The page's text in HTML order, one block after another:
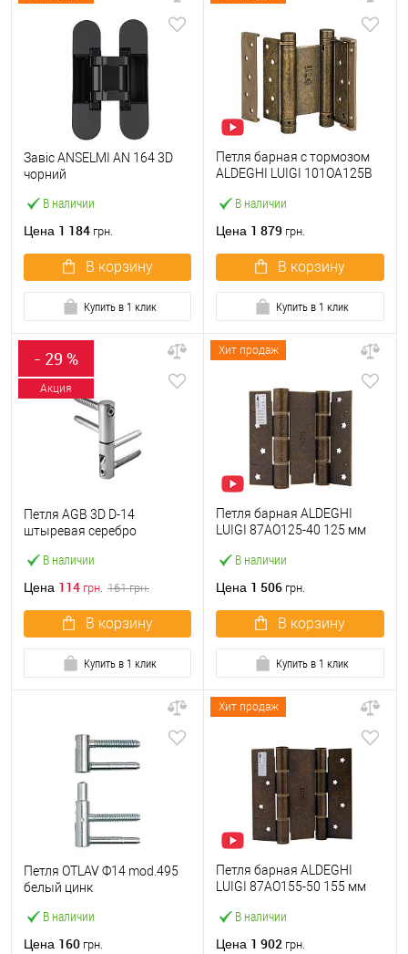
В наличии
Завіс ANSELMI AN 164 3D
чорний
Цена 1 184 грн.
В корзину
Купить в 1 клик
В наличии
Петля барная с тормозом
ALDEGHI LUIGI 101OA125B
Цена 1 879 грн.
В корзину
Купить в 1 клик
- 29 %
Акция
В наличии
Петля AGB 3D D-14
штыревая серебро
Цена 114 грн. 161грн.
В корзину
Купить в 1 клик
Хит продаж
В наличии
Петля барная ALDEGHI
LUIGI 87AO125-40 125 мм
Цена 1 506 грн.
В корзину
Купить в 1 клик
В наличии
Петля OTLAV Ф14 mod.495
белый цинк
Цена 160 грн.
Хит продаж
В наличии
Петля барная ALDEGHI
LUIGI 87AO155-50 155 мм
Цена 1 902 грн.